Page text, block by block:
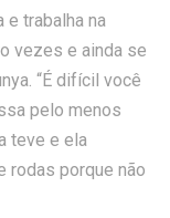
e trabalha na
vezes e ainda se
“É difícil você
pelo menos
teve e ela
rodas porque não